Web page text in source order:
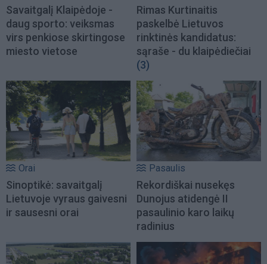
Savaitgalį Klaipėdoje -
daug sporto: veiksmas
virs penkiose skirtingose
miesto vietose
Rimas Kurtinaitis
paskelbė Lietuvos
rinktinės kandidatus:
sąraše - du klaipėdiečiai
(3)
Orai
Sinoptikė: savaitgalį
Lietuvoje vyraus gaivesni
ir sausesni orai
Pasaulis
Rekordiškai nusekęs
Dunojus atidengė II
pasaulinio karo laikų
radinius